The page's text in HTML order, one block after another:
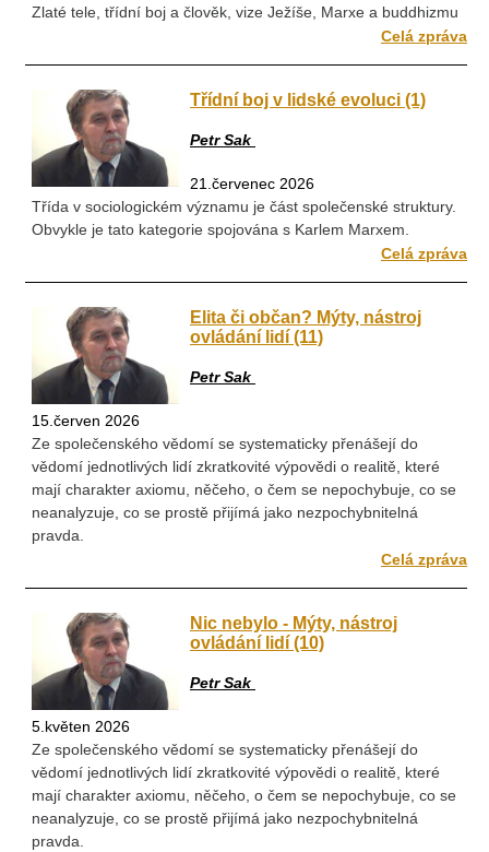
Zlaté tele, třídní boj a člověk, vize Ježíše, Marxe a buddhizmu
Celá zpráva
Třídní boj v lidské evoluci (1)
Petr Sak
21.červenec 2026
Třída v sociologickém významu je část společenské struktury.
Obvykle je tato kategorie spojována s Karlem Marxem.
Celá zpráva
Elita či občan? Mýty, nástroj
ovládání lidí (11)
Petr Sak
15.červen 2026
Ze společenského vědomí se systematicky přenášejí do
vědomí jednotlivých lidí zkratkovité výpovědi o realitě, které
mají charakter axiomu, něčeho, o čem se nepochybuje, co se
neanalyzuje, co se prostě přijímá jako nezpochybnitelná
pravda.
Celá zpráva
Nic nebylo - Mýty, nástroj
ovládání lidí (10)
Petr Sak
5.květen 2026
Ze společenského vědomí se systematicky přenášejí do
vědomí jednotlivých lidí zkratkovité výpovědi o realitě, které
mají charakter axiomu, něčeho, o čem se nepochybuje, co se
neanalyzuje, co se prostě přijímá jako nezpochybnitelná
pravda.